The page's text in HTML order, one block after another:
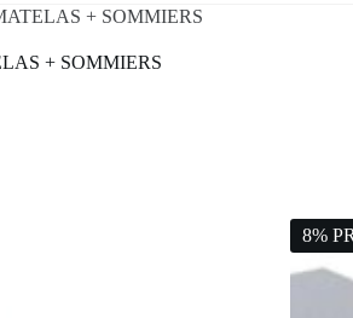
+ SOMMIERS
+ SOMMIERS
8%